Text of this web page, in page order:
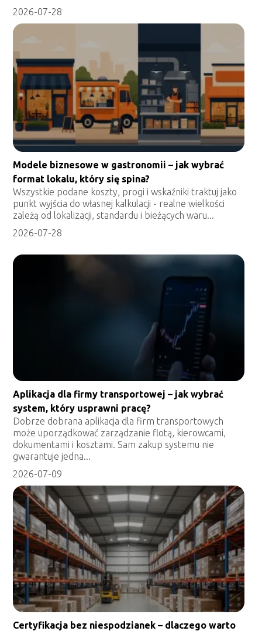
2026-07-28
Modele biznesowe w gastronomii – jak wybrać
format lokalu, który się spina?
Wszystkie podane koszty, progi i wskaźniki traktuj jako
punkt wyjścia do własnej kalkulacji - realne wielkości
zależą od lokalizacji, standardu i bieżących waru...
2026-07-28
Aplikacja dla firmy transportowej – jak wybrać
system, który usprawni pracę?
Dobrze dobrana aplikacja dla firm transportowych
może uporządkować zarządzanie flotą, kierowcami,
dokumentami i kosztami. Sam zakup systemu nie
gwarantuje jedna...
2026-07-09
Certyfikacja bez niespodzianek – dlaczego warto